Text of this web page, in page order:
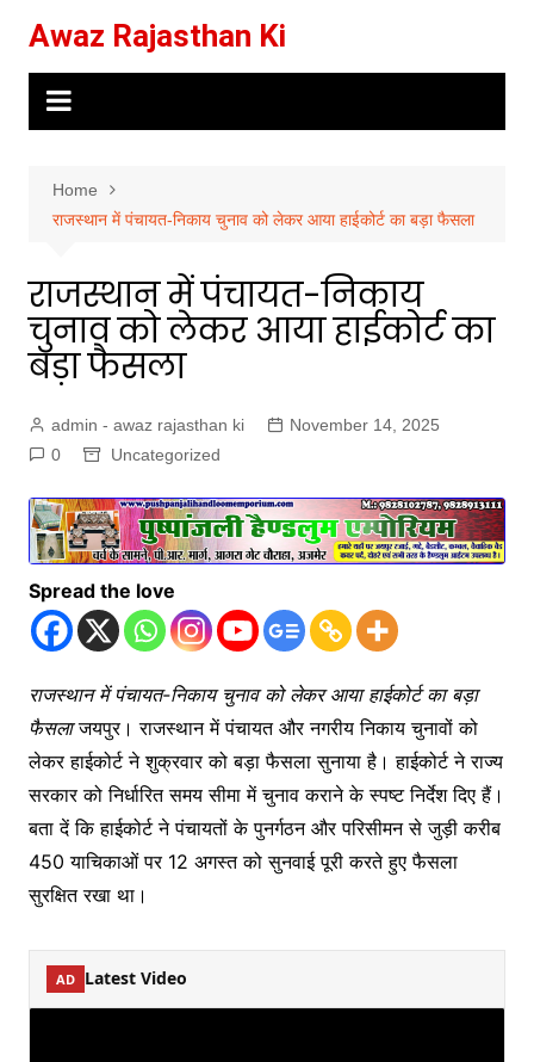
content
Awaz Rajasthan Ki
Home
राजस्थान में पंचायत-निकाय चुनाव को लेकर आया हाईकोर्ट का बड़ा फैसला
राजस्थान में पंचायत-निकाय
चुनाव को लेकर आया हाईकोर्ट का
बड़ा फैसला
admin - awaz rajasthan ki
November 14, 2025
0
Uncategorized
Spread the love
राजस्थान में पंचायत-निकाय चुनाव को लेकर आया हाईकोर्ट का बड़ा
फैसलाजयपुर। राजस्थान में पंचायत और नगरीय निकाय चुनावों को
लेकर हाईकोर्ट ने शुक्रवार को बड़ा फैसला सुनाया है। हाईकोर्ट ने राज्य
सरकार को निर्धारित समय सीमा में चुनाव कराने के स्पष्ट निर्देश दिए हैं।
बता दें कि हाईकोर्ट ने पंचायतों के पुनर्गठन और परिसीमन से जुड़ी करीब
450 याचिकाओं पर 12 अगस्त को सुनवाई पूरी करते हुए फैसला
सुरक्षित रखा था।
AD Latest Video